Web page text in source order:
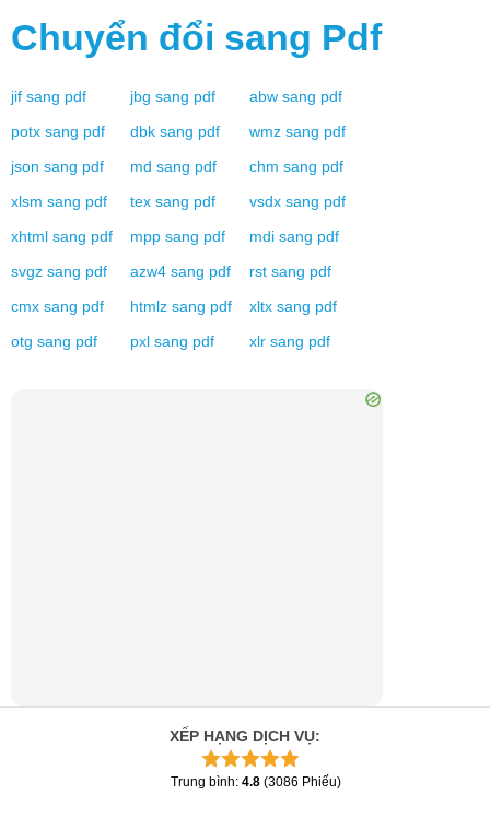
Chuyển đổi sang Pdf
jif sang pdf jbg sang pdf abw sang pdf
potx sang pdf dbk sang pdf wmz sang pdf
json sang pdf md sang pdf chm sang pdf
xlsm sang pdf tex sang pdf vsdx sang pdf
xhtml sang pdf mpp sang pdf mdi sang pdf
svgz sang pdf azw4 sang pdf rst sang pdf
cmx sang pdf htmlz sang pdf xltx sang pdf
otg sang pdf pxl sang pdf xlr sang pdf
XẾP HẠNG DỊCH VỤ:
Trung bình: 4.8 (3086 Phiếu)